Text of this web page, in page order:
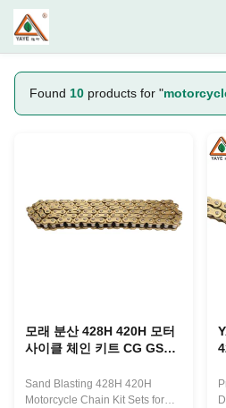
Found 10 products for "
모래 분산 428H 420H 모터
사이클 체인 키트 CG GS
CBT 125
Sand Blasting 428H 420H
Motorcycle Chain Kit Sets for